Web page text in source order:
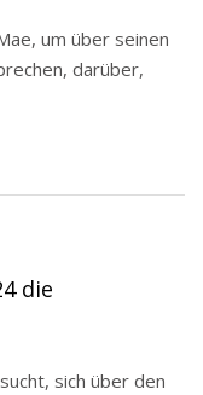
um über seinen
darüber,
die
sich über den